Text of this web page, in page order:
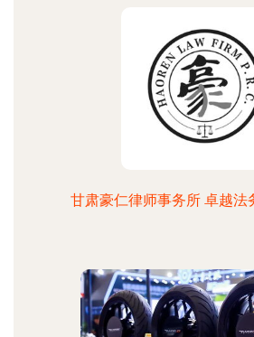
甘肃豪仁律师事务所 卓越法